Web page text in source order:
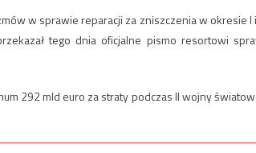
w sprawie reparacji za zniszczenia w okresie I
tego dnia oficjalne pismo resortowi
292 mld euro za straty podczas II wojny